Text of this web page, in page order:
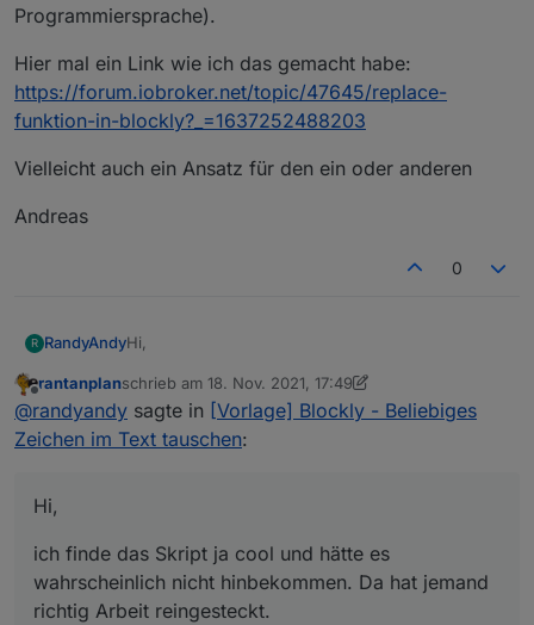
Programmiersprache).
Hier mal ein Link wie ich das gemacht habe:
https://forum.iobroker.net/topic/47645/replace-
funktion-in-blockly?_=1637252488203
Vielleicht auch ein Ansatz für den ein oder anderen
Andreas
0
R RandyAndyHi,
ich finde das Skript ja cool und hätte es
wahrscheinlich nicht hinbekommen. Da hat jemand
richtig Arbeit reingesteckt.
Hier mal ein Link wie ich das gemacht habe:
Offline
rantanplanschrieb am 18. Nov. 2021, 17:49
zuletzt editiert von rantanplan
@randyandy sagte in [Vorlage] Blockly - Beliebiges
Zeichen im Text tauschen:
Hi,
ich finde das Skript ja cool und hätte es
wahrscheinlich nicht hinbekommen. Da hat jemand
richtig Arbeit reingesteckt.